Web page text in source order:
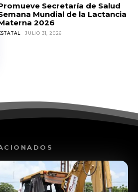
Secretaría de Salud
Mundial de la Lactancia
2026
JULIO 31, 2026